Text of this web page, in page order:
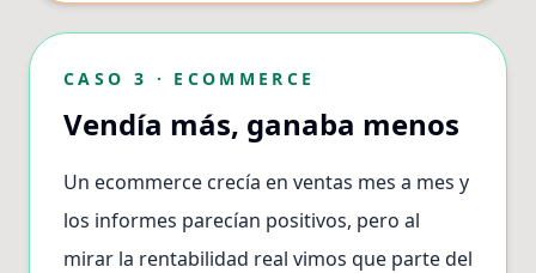
CASO 3 · ECOMMERCE
Vendía más, ganaba menos
Un ecommerce crecía en ventas mes a mes y
los informes parecían positivos, pero al
mirar la rentabilidad real vimos que parte del